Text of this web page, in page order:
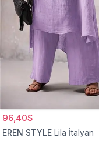
96,40$
EREN STYLE Lila İtalyan